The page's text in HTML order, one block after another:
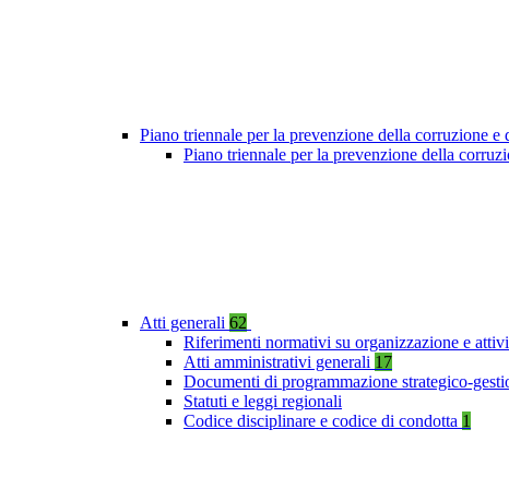
Piano triennale per la prevenzione della corruzione e
Piano triennale per la prevenzione della
Atti generali 62
Riferimenti normativi su organizzazione e
Atti amministrativi generali 17
Documenti di programmazione strategico-
Statuti e leggi regionali
Codice disciplinare e codice di condotta 1